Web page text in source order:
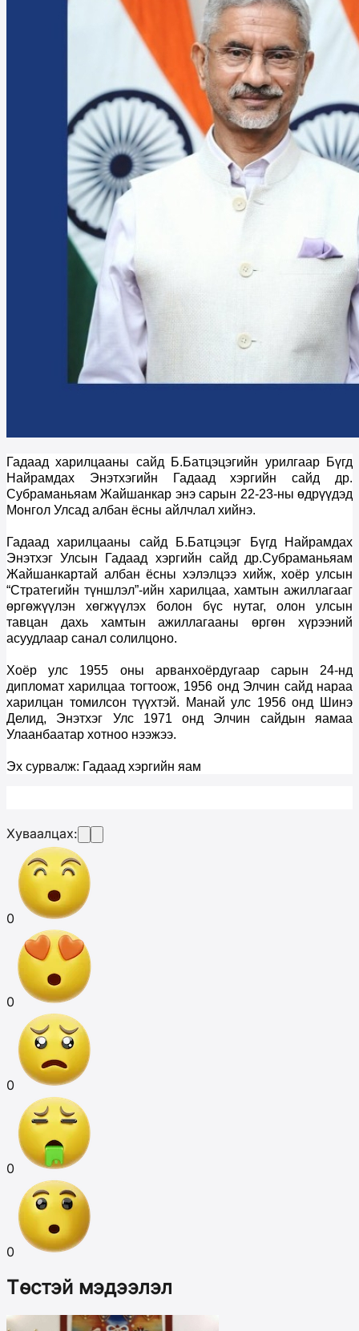
Гадаад харилцааны сайд Б.Батцэцэгийн урилгаар Бүгд
Найрамдах Энэтхэгийн Гадаад хэргийн сайд др.
Субраманьяам Жайшанкар энэ сарын 22-23-ны өдрүүдэд
Монгол Улсад албан ёсны айлчлал хийнэ.
Гадаад харилцааны сайд Б.Батцэцэг Бүгд Найрамдах
Энэтхэг Улсын Гадаад хэргийн сайд др.Субраманьяам
Жайшанкартай албан ёсны хэлэлцээ хийж, хоёр улсын
“Стратегийн түншлэл”-ийн харилцаа, хамтын ажиллагааг
өргөжүүлэн хөгжүүлэх болон бүс нутаг, олон улсын
тавцан дахь хамтын ажиллагааны өргөн хүрээний
асуудлаар санал солилцоно.
Хоёр улс 1955 оны арванхоёрдугаар сарын 24-нд
дипломат харилцаа тогтоож, 1956 онд Элчин сайд нараа
харилцан томилсон түүхтэй. Манай улс 1956 онд Шинэ
Делид, Энэтхэг Улс 1971 онд Элчин сайдын яамаа
Улаанбаатар хотноо нээжээ.
Эх сурвалж: Гадаад хэргийн яам
Хуваалцах:
0
0
0
0
0
Төстэй мэдээлэл